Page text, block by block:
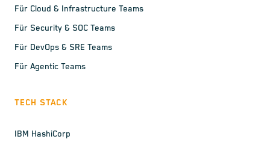
Für Cloud & Infrastructure Teams
Für Security & SOC Teams
Für DevOps & SRE Teams
Für Agentic Teams
TECH STACK
IBM HashiCorp